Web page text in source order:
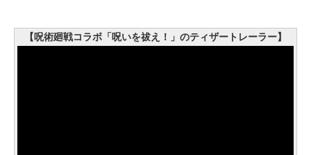
【呪術廻戦コラボ「呪いを祓え！」のティザートレーラー】